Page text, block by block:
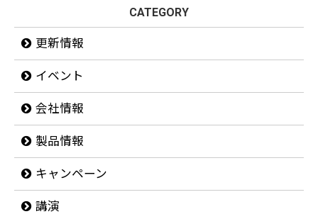
CATEGORY
更新情報
イベント
会社情報
製品情報
キャンペーン
講演